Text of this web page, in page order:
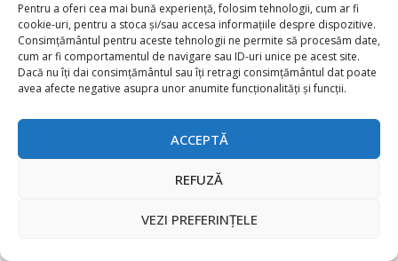
Pentru a oferi cea mai bună experiență, folosim tehnologii, cum ar fi
cookie-uri, pentru a stoca și/sau accesa informațiile despre dispozitive.
Consimțământul pentru aceste tehnologii ne permite să procesăm date,
cum ar fi comportamentul de navigare sau ID-uri unice pe acest site.
Dacă nu îți dai consimțământul sau îți retragi consimțământul dat poate
avea afecte negative asupra unor anumite funcționalități și funcții.
ACCEPTĂ
REFUZĂ
VEZI PREFERINȚELE